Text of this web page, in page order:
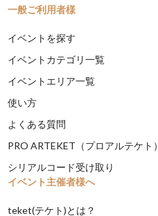
一般ご利用者様
イベントを探す
イベントカテゴリ一覧
イベントエリア一覧
使い方
よくある質問
PRO ARTEKET（プロアルテケト）
シリアルコード受け取り
イベント主催者様へ
teket(テケト)とは？